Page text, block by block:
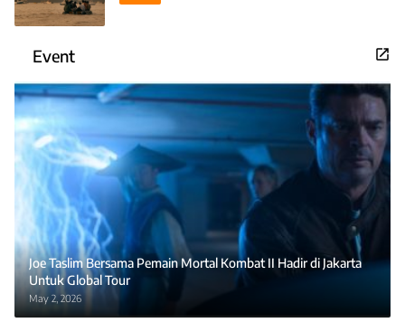
Event
Joe Taslim Bersama Pemain Mortal Kombat II Hadir di Jakarta
Untuk Global Tour
May 2, 2026